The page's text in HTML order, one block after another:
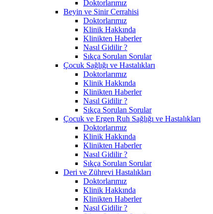
Doktorlarımız
Beyin ve Sinir Cerrahisi
Doktorlarımız
Klinik Hakkında
Klinikten Haberler
Nasıl Gidilir ?
Sıkça Sorulan Sorular
Çocuk Sağlığı ve Hastalıkları
Doktorlarımız
Klinik Hakkında
Klinikten Haberler
Nasıl Gidilir ?
Sıkça Sorulan Sorular
Çocuk ve Ergen Ruh Sağlığı ve Hastalıkları
Doktorlarımız
Klinik Hakkında
Klinikten Haberler
Nasıl Gidilir ?
Sıkça Sorulan Sorular
Deri ve Zührevi Hastalıkları
Doktorlarımız
Klinik Hakkında
Klinikten Haberler
Nasıl Gidilir ?